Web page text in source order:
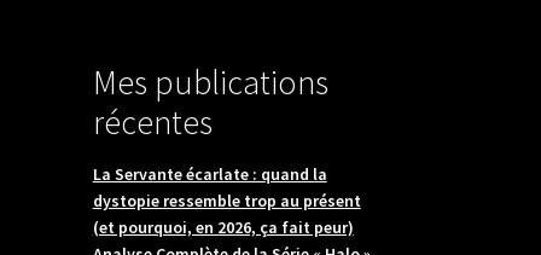
Mes publications
récentes
La Servante écarlate : quand la
dystopie ressemble trop au présent
(et pourquoi, en 2026, ça fait peur)